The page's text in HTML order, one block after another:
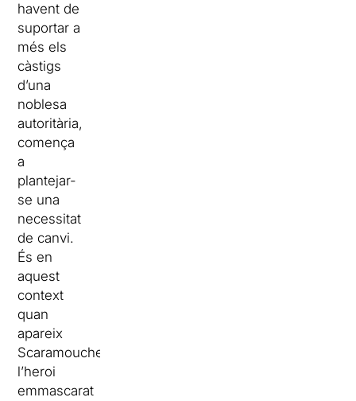
havent de
suportar a
més els
càstigs
d’una
noblesa
autoritària,
comença
a
plantejar-
se una
necessitat
de canvi.
És en
aquest
context
quan
apareix
Scaramouche,
l’heroi
emmascarat